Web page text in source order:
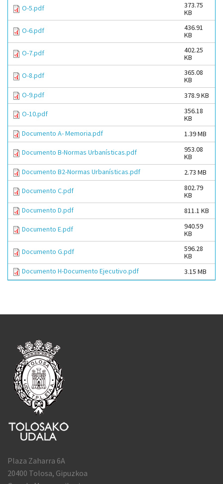
O-5.pdf
373.75
KB
O-6.pdf
436.91
KB
O-7.pdf
402.25
KB
O-8.pdf
365.08
KB
O-9.pdf
378.9 KB
O-10.pdf
356.18
KB
Documento A- Memoria.pdf
1.39 MB
Documento B-Normas Urbanísticas.pdf
953.08
KB
Documento B2-Normas Urbanísticas.pdf
2.73 MB
Documento C.pdf
802.79
KB
Documento D.pdf
811.1 KB
Documento E.pdf
940.59
KB
Documento G.pdf
596.28
KB
Documento H-Documento Ejecutivo.pdf
3.15 MB
Plaza Zaharra 6A
20400 Tolosa, Gipuzkoa